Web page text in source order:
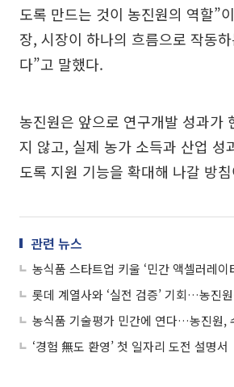
도록 만드는 것이 농진원의 역할”
장, 시장이 하나의 흐름으로 작동
다”고 말했다.
농진원은 앞으로 연구개발 성과가
지 않고, 실제 농가 소득과 산업 성
도록 지원 기능을 확대해 나갈 방
관련 뉴스
농식품 기술평가 민간에 연다…농진원,
‘경험 無도 환영’ 첫 일자리 도전 설명서